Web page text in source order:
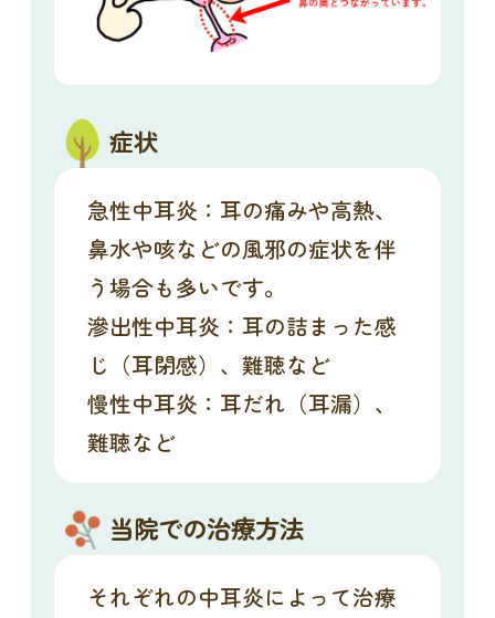
症状
急性中耳炎：耳の痛みや高熱、
鼻水や咳などの風邪の症状を伴
う場合も多いです。
滲出性中耳炎：耳の詰まった感
じ（耳閉感）、難聴など
慢性中耳炎：耳だれ（耳漏）、
難聴など
当院での治療方法
それぞれの中耳炎によって治療